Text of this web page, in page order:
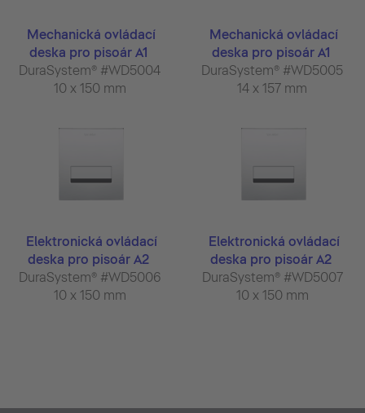
Mechanická ovládací
deska pro pisoár A1
DuraSystem® #WD5004
10 x 150 mm
Mechanická ovládací
deska pro pisoár A1
DuraSystem® #WD5005
14 x 157 mm
Elektronická ovládací
deska pro pisoár A2
DuraSystem® #WD5006
10 x 150 mm
Elektronická ovládací
deska pro pisoár A2
DuraSystem® #WD5007
10 x 150 mm